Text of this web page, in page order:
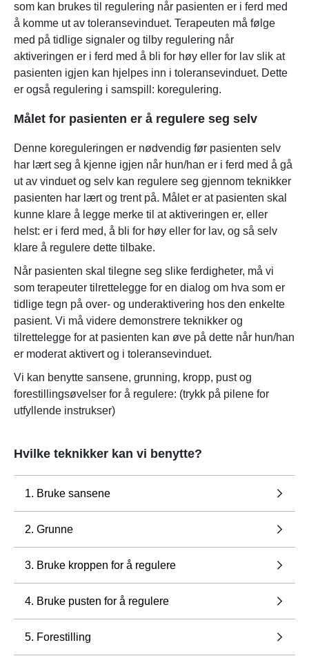
som kan brukes til regulering når pasienten er i ferd med
å komme ut av toleransevinduet. Terapeuten må følge
med på tidlige signaler og tilby regulering når
aktiveringen er i ferd med å bli for høy eller for lav slik at
pasienten igjen kan hjelpes inn i toleransevinduet. Dette
er også regulering i samspill: koregulering.
Målet for pasienten er å regulere seg selv
Denne koreguleringen er nødvendig før pasienten selv
har lært seg å kjenne igjen når hun/han er i ferd med å gå
ut av vinduet og selv kan regulere seg gjennom teknikker
pasienten har lært og trent på. Målet er at pasienten skal
kunne klare å legge merke til at aktiveringen er, eller
helst: er i ferd med, å bli for høy eller for lav, og så selv
klare å regulere dette tilbake.
Når pasienten skal tilegne seg slike ferdigheter, må vi
som terapeuter tilrettelegge for en dialog om hva som er
tidlige tegn på over- og underaktivering hos den enkelte
pasient. Vi må videre demonstrere teknikker og
tilrettelegge for at pasienten kan øve på dette når hun/han
er moderat aktivert og i toleransevinduet.
Vi kan benytte sansene, grunning, kropp, pust og
forestillingsøvelser for å regulere: (trykk på pilene for
utfyllende instrukser)
Hvilke teknikker kan vi benytte?
1. Bruke sansene
2. Grunne
3. Bruke kroppen for å regulere
4. Bruke pusten for å regulere
5. Forestilling